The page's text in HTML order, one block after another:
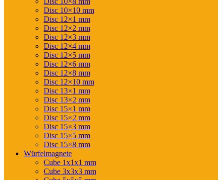
Disc 10×10 mm
Disc 12×1 mm
Disc 12×2 mm
Disc 12×3 mm
Disc 12×4 mm
Disc 12×5 mm
Disc 12×6 mm
Disc 12×8 mm
Disc 12×10 mm
Disc 13×1 mm
Disc 13×2 mm
Disc 15×1 mm
Disc 15×2 mm
Disc 15×3 mm
Disc 15×5 mm
Disc 15×8 mm
Würfelmagnete
Cube 1x1x1 mm
Cube 3x3x3 mm